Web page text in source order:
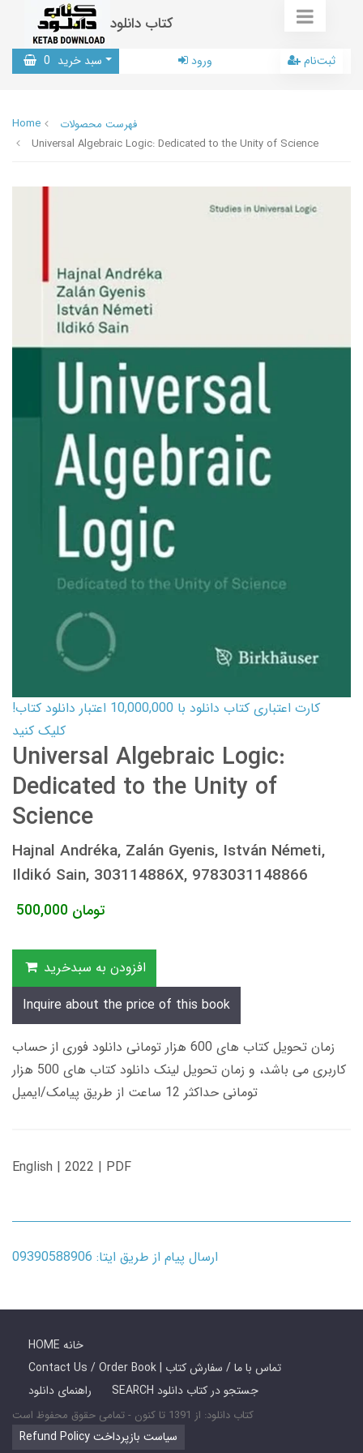
کتاب دانلود
سبد خرید 0 ورود ثبت‌نام
Home
فهرست محصولات
Universal Algebraic Logic: Dedicated to the Unity of Science
کارت اعتباری کتاب دانلود با 10,000,000 اعتبار دانلود کتاب!
کلیک کنید
Universal Algebraic Logic:
Dedicated to the Unity of
Science
Hajnal Andréka, Zalán Gyenis, István Németi,
Ildikó Sain, 303114886X, 9783031148866
500,000 تومان
افزودن به سبدخرید
Inquire about the price of this book
زمان تحویل کتاب های 600 هزار تومانی دانلود فوری از حساب
کاربری می باشد، و زمان تحویل لینک دانلود کتاب های 500 هزار
تومانی حداکثر 12 ساعت از طریق پیامک/ایمیل
English | 2022 | PDF
ارسال پیام از طریق ایتا: 09390588906
HOME خانه
Contact Us / Order Book | تماس با ما / سفارش کتاب
راهنمای دانلود
SEARCH جستجو در کتاب دانلود
کتاب دانلود: از 1391 تا کنون - تمامی حقوق محفوظ است
Refund Policy سیاست بازپرداخت